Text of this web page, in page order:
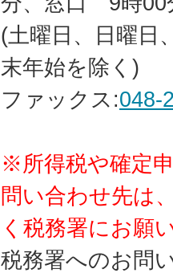
(土曜日、日曜日
末年始を除く)
ファックス:048-
※所得税や確定
問い合わせ先は
く税務署にお願
税務署へのお問